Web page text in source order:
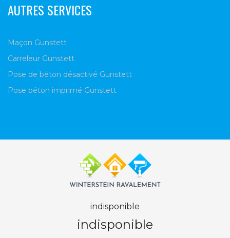
AUTRES SERVICES
Maçon Gunstett
Carreleur Gunstett
Pose de béton désactivé Gunstett
Pose béton imprimé Gunstett
indisponible
indisponible